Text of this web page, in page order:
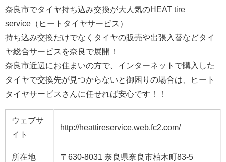
奈良市でタイヤ持ち込み交換が大人気のHEAT tire
service（ヒートタイヤサービス）
持ち込み交換だけでなくタイヤの販売や出張入替などタイ
ヤ総合サービスを奈良で展開！
奈良市近辺にお住まいの方で、インターネットで購入した
タイヤで交換先が見つからないと御困りの場合は、ヒート
タイヤサービスさんに任せれば安心です！！
ウェブサ
イト
http://heattireservice.web.fc2.com/
所在地 〒630-8031 奈良県奈良市柏木町83-5